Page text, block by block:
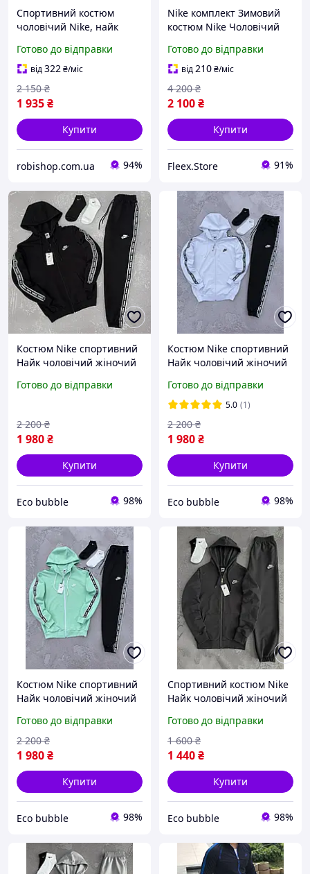
Спортивний костюм
чоловічий Nike, найк
Готово до відправки
від322₴/міс
1 935₴
2 150 ₴
Купити
robishop.com.ua 94%
Nike комплект Зимовий
костюм Nike Чоловічий
Костюм Nike на фліс Nike
Nike комплект Nike
Готово до відправки
від210₴/міс
2 100₴
4 200 ₴
Купити
Fleex.Store 91%
Костюм Nike спортивний
Найк чоловічий жіночий
Готово до відправки
1 980₴
2 200 ₴
Купити
Eco bubble 98%
Костюм Nike спортивний
Найк чоловічий жіночий
Готово до відправки
5.0 (1)
1 980₴
2 200 ₴
Купити
Eco bubble 98%
Костюм Nike спортивний
Найк чоловічий жіночий
Готово до відправки
1 980₴
2 200 ₴
Купити
Eco bubble 98%
Спортивний костюм Nike
Найк чоловічий жіночий
Готово до відправки
1 440₴
1 600 ₴
Купити
Eco bubble 98%